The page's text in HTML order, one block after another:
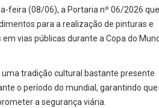
feira (08/06), a Portaria nº 06/2026 que
para a realização de pinturas e
vias públicas durante a Copa do
tradição cultural bastante presente
o período do mundial, garantindo que
a segurança viária.